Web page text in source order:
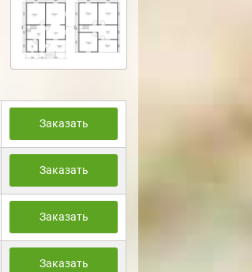
Заказать
Заказать
Заказать
Заказать